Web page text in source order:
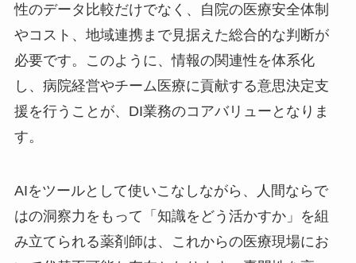
性のデータ比較だけでなく、自院の医療安全体制
やコスト、地域連携まで見据えた総合的な判断が
必要です。このように、情報の関連性を体系化
し、病院経営やチーム医療に貢献する意思決定支
援を行うことが、DI業務のコアバリューとなりま
す。
AIをツールとして使いこなしながら、人間ならで
はの洞察力をもって「知識をどう活かすか」を組
み立てられる薬剤師は、これからの医療現場にお